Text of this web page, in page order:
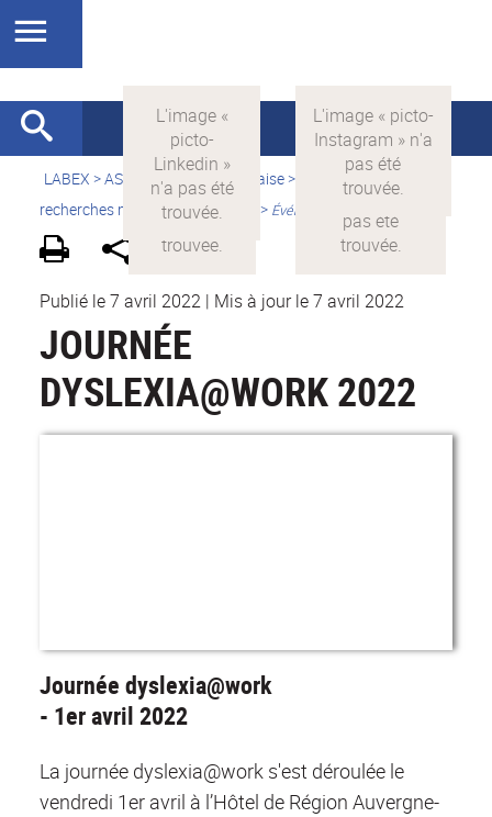
LABEX >ASLAN > Version française>
Quelles sont les
recherches menées par ASLAN ?
> Événements scientifiques
Publié le 7 avril 2022 | Mis à jour le 7 avril 2022
JOURNÉE
DYSLEXIA@WORK 2022
Journée dyslexia@work
- 1er avril 2022
La journée dyslexia@work s'est déroulée le
vendredi 1er avril à l’Hôtel de Région Auvergne-